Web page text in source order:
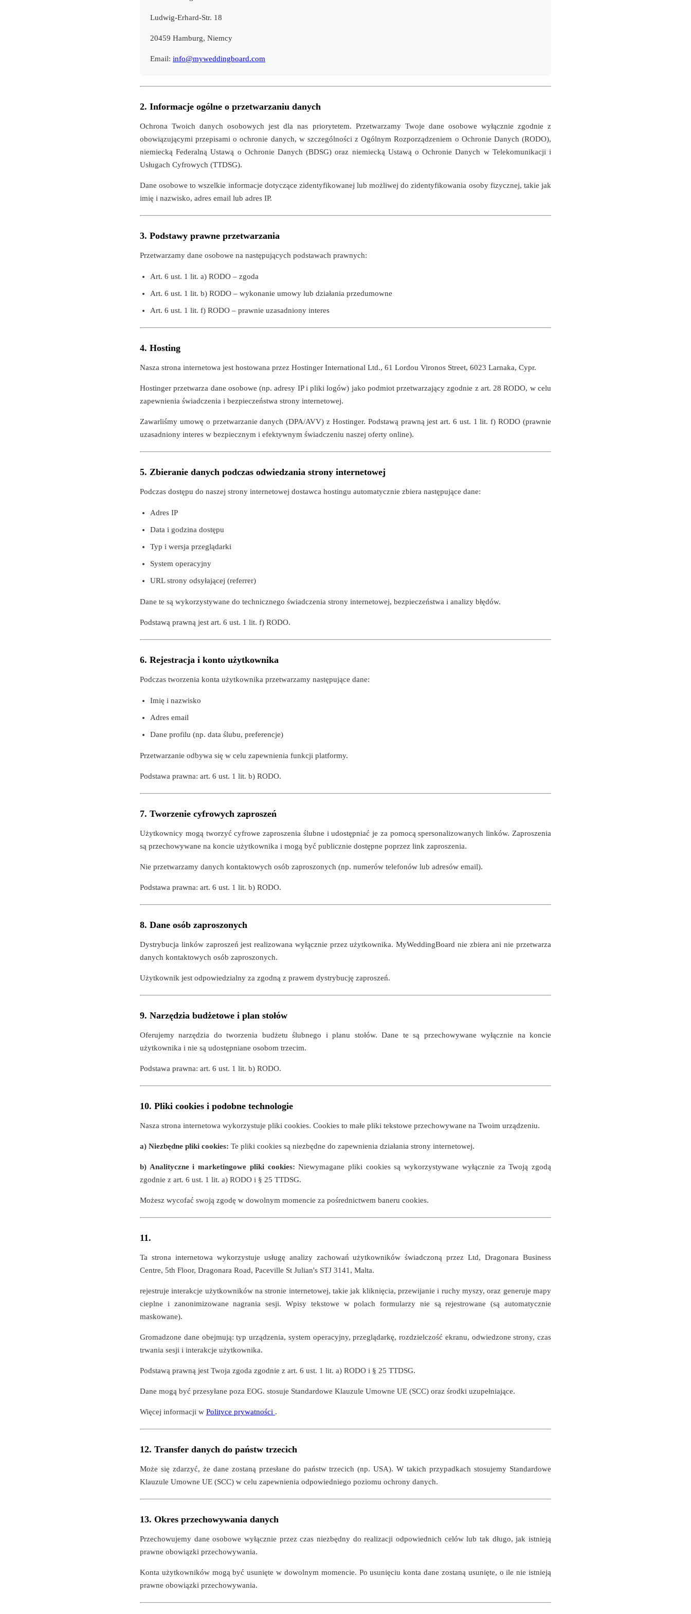
Ludwig-Erhard-Str. 18
20459 Hamburg, Niemcy
Email: info@myweddingboard.com
2. Informacje ogólne o przetwarzaniu danych
Ochrona Twoich danych osobowych jest dla nas priorytetem. Przetwarzamy Twoje dane osobowe wyłącznie zgodnie z
obowiązującymi przepisami o ochronie danych, w szczególności z Ogólnym Rozporządzeniem o Ochronie Danych (RODO),
niemiecką Federalną Ustawą o Ochronie Danych (BDSG) oraz niemiecką Ustawą o Ochronie Danych w Telekomunikacji i
Usługach Cyfrowych (TTDSG).
Dane osobowe to wszelkie informacje dotyczące zidentyfikowanej lub możliwej do zidentyfikowania osoby fizycznej, takie jak
imię i nazwisko, adres email lub adres IP.
3. Podstawy prawne przetwarzania
Przetwarzamy dane osobowe na następujących podstawach prawnych:
Art. 6 ust. 1 lit. a) RODO – zgoda
Art. 6 ust. 1 lit. b) RODO – wykonanie umowy lub działania przedumowne
Art. 6 ust. 1 lit. f) RODO – prawnie uzasadniony interes
4. Hosting
Nasza strona internetowa jest hostowana przez Hostinger International Ltd., 61 Lordou Vironos Street, 6023 Larnaka, Cypr.
Hostinger przetwarza dane osobowe (np. adresy IP i pliki logów) jako podmiot przetwarzający zgodnie z art. 28 RODO, w celu
zapewnienia świadczenia i bezpieczeństwa strony internetowej.
Zawarliśmy umowę o przetwarzanie danych (DPA/AVV) z Hostinger. Podstawą prawną jest art. 6 ust. 1 lit. f) RODO (prawnie
uzasadniony interes w bezpiecznym i efektywnym świadczeniu naszej oferty online).
5. Zbieranie danych podczas odwiedzania strony internetowej
Podczas dostępu do naszej strony internetowej dostawca hostingu automatycznie zbiera następujące dane:
Adres IP
Data i godzina dostępu
Typ i wersja przeglądarki
System operacyjny
URL strony odsyłającej (referrer)
Dane te są wykorzystywane do technicznego świadczenia strony internetowej, bezpieczeństwa i analizy błędów.
Podstawą prawną jest art. 6 ust. 1 lit. f) RODO.
6. Rejestracja i konto użytkownika
Podczas tworzenia konta użytkownika przetwarzamy następujące dane:
Imię i nazwisko
Adres email
Dane profilu (np. data ślubu, preferencje)
Przetwarzanie odbywa się w celu zapewnienia funkcji platformy.
Podstawa prawna: art. 6 ust. 1 lit. b) RODO.
7. Tworzenie cyfrowych zaproszeń
Użytkownicy mogą tworzyć cyfrowe zaproszenia ślubne i udostępniać je za pomocą spersonalizowanych linków. Zaproszenia
są przechowywane na koncie użytkownika i mogą być publicznie dostępne poprzez link zaproszenia.
Nie przetwarzamy danych kontaktowych osób zaproszonych (np. numerów telefonów lub adresów email).
Podstawa prawna: art. 6 ust. 1 lit. b) RODO.
8. Dane osób zaproszonych
Dystrybucja linków zaproszeń jest realizowana wyłącznie przez użytkownika. MyWeddingBoard nie zbiera ani nie przetwarza
danych kontaktowych osób zaproszonych.
Użytkownik jest odpowiedzialny za zgodną z prawem dystrybucję zaproszeń.
9. Narzędzia budżetowe i plan stołów
Oferujemy narzędzia do tworzenia budżetu ślubnego i planu stołów. Dane te są przechowywane wyłącznie na koncie
użytkownika i nie są udostępniane osobom trzecim.
Podstawa prawna: art. 6 ust. 1 lit. b) RODO.
10. Pliki cookies i podobne technologie
Nasza strona internetowa wykorzystuje pliki cookies. Cookies to małe pliki tekstowe przechowywane na Twoim urządzeniu.
a) Niezbędne pliki cookies: Te pliki cookies są niezbędne do zapewnienia działania strony internetowej.
b) Analityczne i marketingowe pliki cookies: Niewymagane pliki cookies są wykorzystywane wyłącznie za Twoją zgodą
zgodnie z art. 6 ust. 1 lit. a) RODO i § 25 TTDSG.
Możesz wycofać swoją zgodę w dowolnym momencie za pośrednictwem baneru cookies.
11.
Ta strona internetowa wykorzystuje usługę analizy zachowań użytkowników świadczoną przez Ltd, Dragonara Business
Centre, 5th Floor, Dragonara Road, Paceville St Julian's STJ 3141, Malta.
rejestruje interakcje użytkowników na stronie internetowej, takie jak kliknięcia, przewijanie i ruchy myszy, oraz generuje mapy
cieplne i zanonimizowane nagrania sesji. Wpisy tekstowe w polach formularzy nie są rejestrowane (są automatycznie
maskowane).
Gromadzone dane obejmują: typ urządzenia, system operacyjny, przeglądarkę, rozdzielczość ekranu, odwiedzone strony, czas
trwania sesji i interakcje użytkownika.
Podstawą prawną jest Twoja zgoda zgodnie z art. 6 ust. 1 lit. a) RODO i § 25 TTDSG.
Dane mogą być przesyłane poza EOG. stosuje Standardowe Klauzule Umowne UE (SCC) oraz środki uzupełniające.
Więcej informacji w Polityce prywatności .
12. Transfer danych do państw trzecich
Może się zdarzyć, że dane zostaną przesłane do państw trzecich (np. USA). W takich przypadkach stosujemy Standardowe
Klauzule Umowne UE (SCC) w celu zapewnienia odpowiedniego poziomu ochrony danych.
13. Okres przechowywania danych
Przechowujemy dane osobowe wyłącznie przez czas niezbędny do realizacji odpowiednich celów lub tak długo, jak istnieją
prawne obowiązki przechowywania.
Konta użytkowników mogą być usunięte w dowolnym momencie. Po usunięciu konta dane zostaną usunięte, o ile nie istnieją
prawne obowiązki przechowywania.